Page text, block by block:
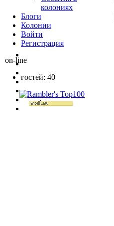
колониях
Блоги
Колонии
Войти
Peгиcтpaция
on-line
гостей: 40